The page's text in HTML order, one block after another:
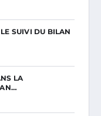
SUIVI DU BILAN
LA